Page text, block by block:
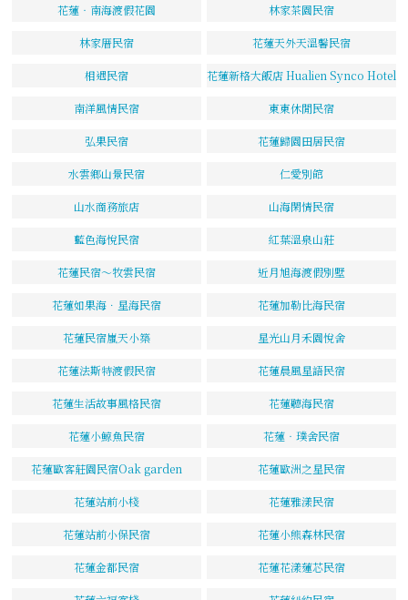
花蓮‧南海渡假花園 林家茶園民宿
林家厝民宿 花蓮天外天溫馨民宿
相遇民宿 花蓮新格大飯店 Hualien Synco Hotel
南洋風情民宿 東東休閒民宿
弘果民宿 花蓮歸園田居民宿
水雲鄉山景民宿 仁愛別館
山水商務旅店 山海閑情民宿
藍色海悅民宿 紅葉溫泉山莊
花蓮民宿～牧雲民宿 近月旭海渡假別墅
花蓮如果海．星海民宿 花蓮加勒比海民宿
花蓮民宿嵐天小築 星光山月禾園悅舍
花蓮法斯特渡假民宿 花蓮晨風星語民宿
花蓮生活故事風格民宿 花蓮聽海民宿
花蓮小鯨魚民宿 花蓮‧璞舍民宿
花蓮歐客莊園民宿Oak garden 花蓮歐洲之星民宿
花蓮站前小棧 花蓮雅漾民宿
花蓮站前小保民宿 花蓮小熊森林民宿
花蓮金都民宿 花蓮花漾蓮芯民宿